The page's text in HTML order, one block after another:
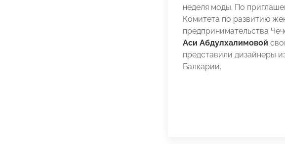
неделя моды. По
Комитета по развитию
предпринимательства
Аси Абдулхалимовой
представили дизайнеры
Балкарии.